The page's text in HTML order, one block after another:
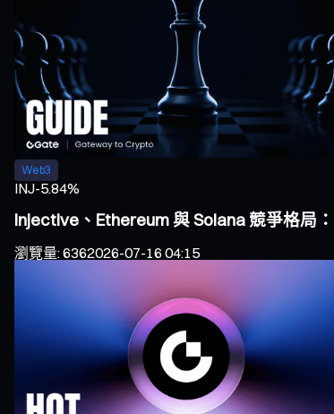
Web3
INJ-5.84%
Injective、Ethereum 與 Solana 競爭格局
瀏覽量:6362026-07-16 04:15